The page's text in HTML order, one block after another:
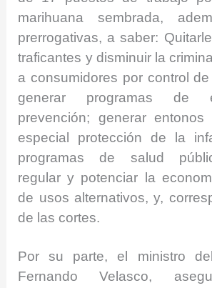
marihuana sembrada,
prerrogativas, a saber:
traficantes y disminuir la
a consumidores por control
generar programas de
prevención; generar
especial protección de la
programas de salud
regular y potenciar la
de usos alternativos, y,
de las cortes.
Por su parte, el ministro
Fernando Velasco,